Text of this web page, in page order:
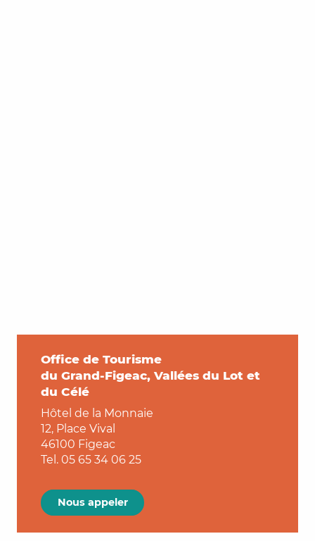
Office de Tourisme
du Grand-Figeac, Vallées du Lot et
du Célé
Hôtel de la Monnaie
12, Place Vival
46100 Figeac
Tel. 05 65 34 06 25
Nous appeler